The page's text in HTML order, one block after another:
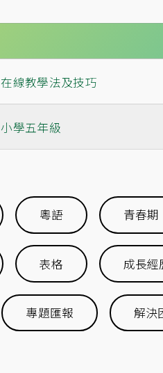
在線教學法及技巧
小學五年級
粵語 青春期
表格 成長經
專題匯報 解決